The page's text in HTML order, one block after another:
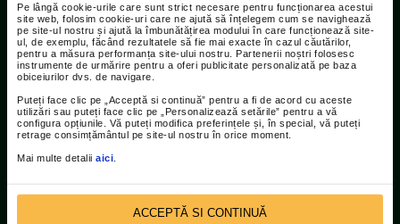
Pe lângă cookie-urile care sunt strict necesare pentru funcționarea acestui
site web, folosim cookie-uri care ne ajută să înțelegem cum se navighează
pe site-ul nostru și ajută la îmbunătățirea modului în care funcționează site-
ul, de exemplu, făcând rezultatele să fie mai exacte în cazul căutărilor,
pentru a măsura performanța site-ului nostru. Partenerii noștri folosesc
instrumente de urmărire pentru a oferi publicitate personalizată pe baza
obiceiurilor dvs. de navigare.
Puteți face clic pe „Acceptă si continuă” pentru a fi de acord cu aceste
utilizări sau puteți face clic pe „Personalizează setările” pentru a vă
configura opțiunile. Vă puteți modifica preferințele și, în special, vă puteți
retrage consimțământul pe site-ul nostru în orice moment.
Mai multe detalii aici
ACCEPTĂ SI CONTINUĂ
Telefoane:
021.207.9136 / 021.207.9137
Fax:
021.207.9141
ASOCIATIA CATENA RACING